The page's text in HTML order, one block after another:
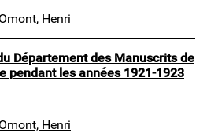
Omont, Henri
Département des Manuscrits de
pendant les années 1921-1923
Omont, Henri